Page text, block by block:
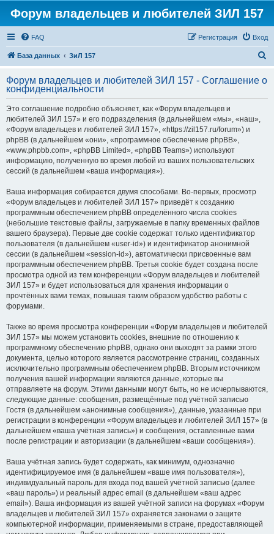
Форум владельцев и любителей ЗИЛ 157
FAQ Вход
Регистрация
База данных ЗиЛ 157
с
Форум владельцев и любителей ЗИЛ 157 - Соглашение о
конфиденциальности
Это соглашение подробно объясняет, как «Форум владельцев и
любителей ЗИЛ 157» и его подразделения (в дальнейшем «мы», «наш»,
«Форум владельцев и любителей ЗИЛ 157», «https://zil157.ru/forum») и
phpBB (в дальнейшем «они», «программное обеспечение phpBB»,
«www.phpbb.com», «phpBB Limited», «phpBB Teams») используют
информацию, полученную во время любой из ваших пользовательских
сессий (в дальнейшем «ваша информация»).
Ваша информация собирается двумя способами. Во-первых, просмотр
«Форум владельцев и любителей ЗИЛ 157» приведёт к созданию
программным обеспечением phpBB определённого числа cookies
(небольшие текстовые файлы, загружаемые в папку временных файлов
вашего браузера). Первые две cookie содержат только идентификатор
пользователя (в дальнейшем «user-id») и идентификатор анонимной
сессии (в дальнейшем «session-id»), автоматически присвоенные вам
программным обеспечением phpBB. Третья cookie будет создана после
просмотра одной из тем конференции «Форум владельцев и любителей
ЗИЛ 157» и будет использоваться для хранения информации о
прочтённых вами темах, повышая таким образом удобство работы с
форумами.
Также во время просмотра конференции «Форум владельцев и любителей
ЗИЛ 157» мы можем установить cookies, внешние по отношению к
программному обеспечению phpBB, однако они выходят за рамки этого
документа, целью которого является рассмотрение страниц, созданных
исключительно программным обеспечением phpBB. Вторым источником
получения вашей информации являются данные, которые вы
отправляете на форум. Этими данными могут быть, но не исчерпываются,
следующие данные: сообщения, размещённые под учётной записью
Гостя (в дальнейшем «анонимные сообщения»), данные, указанные при
регистрации в конференции «Форум владельцев и любителей ЗИЛ 157» (в
дальнейшем «ваша учётная запись») и сообщения, оставленные вами
после регистрации и авторизации (в дальнейшем «ваши сообщения»).
Ваша учётная запись будет содержать, как минимум, однозначно
идентифицируемое имя (в дальнейшем «ваше имя пользователя»),
индивидуальный пароль для входа под вашей учётной записью (далее
«ваш пароль») и реальный адрес email (в дальнейшем «ваш адрес
email»). Ваша информация из вашей учётной записи на форумах «Форум
владельцев и любителей ЗИЛ 157» охраняется законами о защите
компьютерной информации, применяемыми в стране, предоставляющей